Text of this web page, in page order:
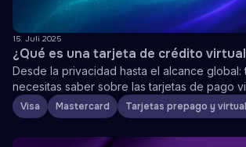
15. Juli 2025
¿Qué es una tarjeta de crédito
Desde la privacidad hasta el alcance global:
necesitas saber sobre las tarjetas de pago
Visa Mastercard Tarjetas prepago y